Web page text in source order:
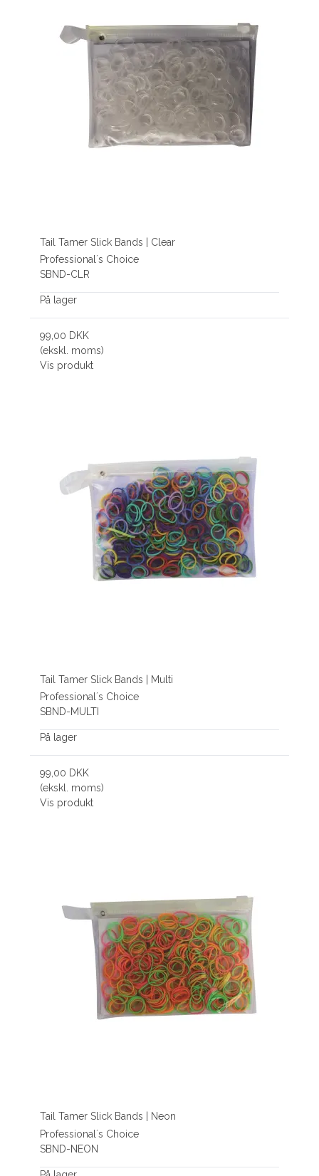
Tail Tamer Slick Bands | Clear
Professional´s Choice
SBND-CLR
På lager
99,00 DKK
(ekskl. moms)
Vis produkt
Tail Tamer Slick Bands | Multi
Professional´s Choice
SBND-MULTI
På lager
99,00 DKK
(ekskl. moms)
Vis produkt
Tail Tamer Slick Bands | Neon
Professional´s Choice
SBND-NEON